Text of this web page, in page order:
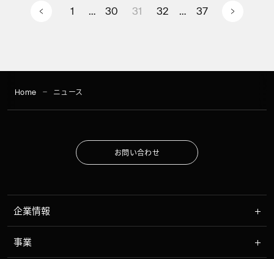
投稿のページ送り
1 … 30 31 32 … 37
Home ニュース
お問 い合わせ
企業情報
事業